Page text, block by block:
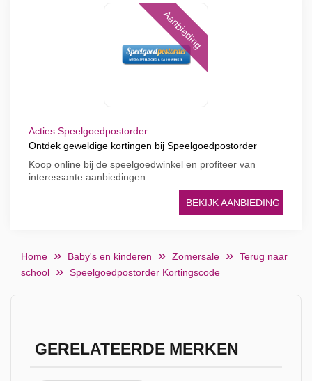
Aanbieding
Acties Speelgoedpostorder
Ontdek geweldige kortingen bij Speelgoedpostorder
Koop online bij de speelgoedwinkel en profiteer van
interessante aanbiedingen
BEKIJK AANBIEDING
Home Baby's en kinderen Zomersale
Terug naar
school
Speelgoedpostorder Kortingscode
GERELATEERDE MERKEN